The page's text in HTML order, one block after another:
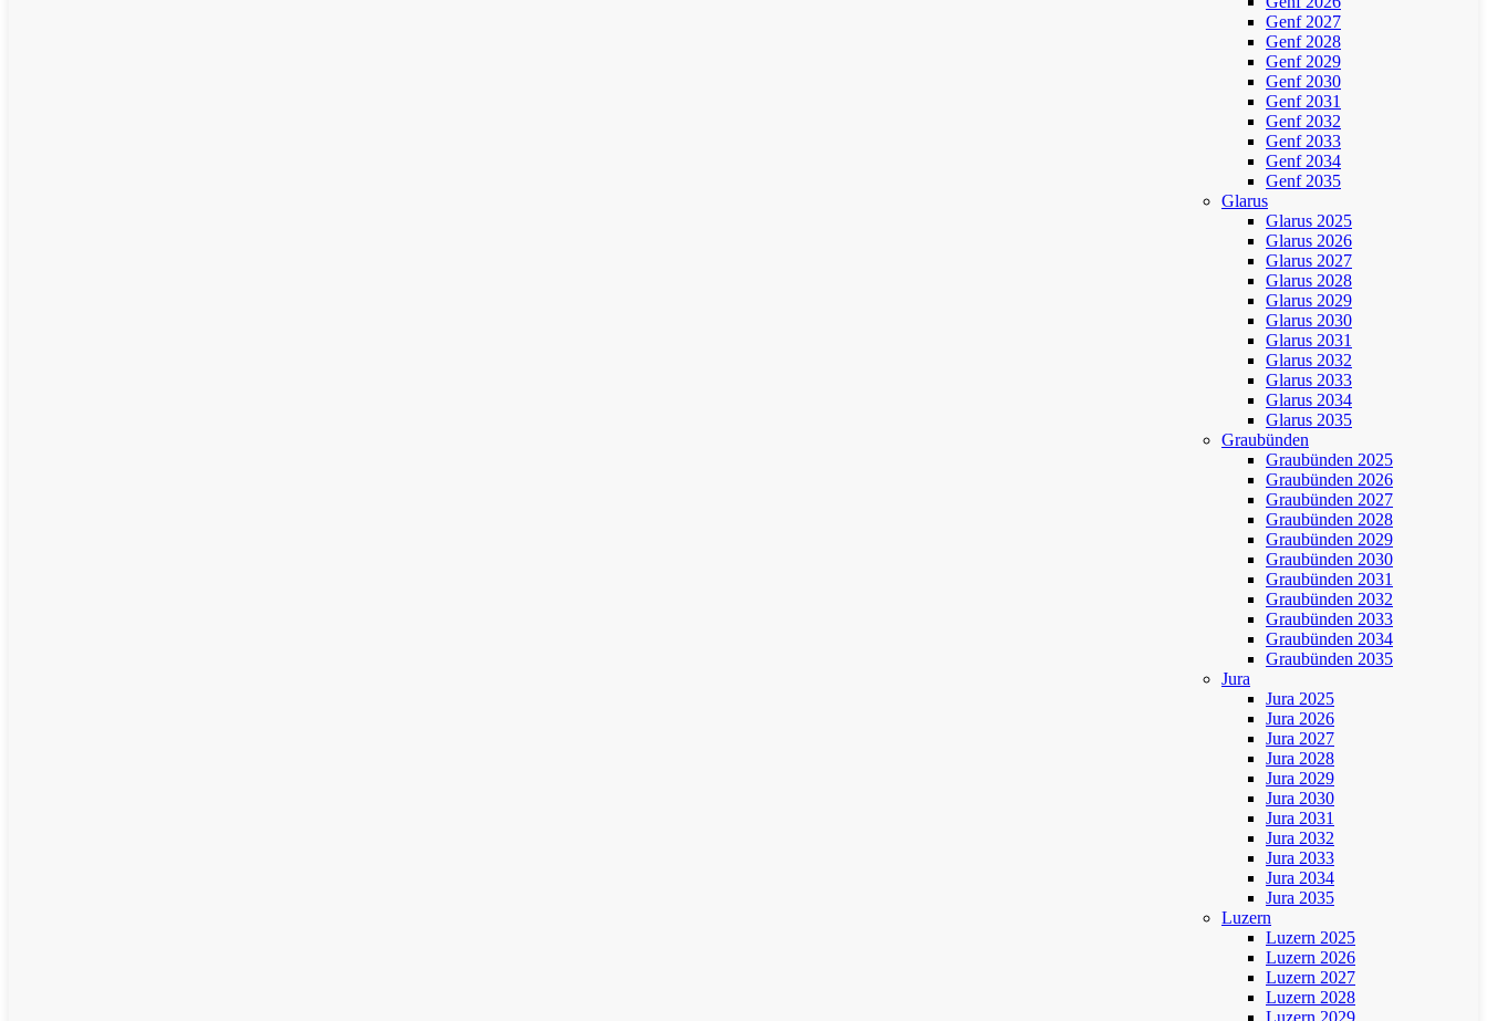
Genf 2027
Genf 2028
Genf 2029
Genf 2030
Genf 2031
Genf 2032
Genf 2033
Genf 2034
Genf 2035
Glarus
Glarus 2025
Glarus 2026
Glarus 2027
Glarus 2028
Glarus 2029
Glarus 2030
Glarus 2031
Glarus 2032
Glarus 2033
Glarus 2034
Glarus 2035
Graubünden
Graubünden 2025
Graubünden 2026
Graubünden 2027
Graubünden 2028
Graubünden 2029
Graubünden 2030
Graubünden 2031
Graubünden 2032
Graubünden 2033
Graubünden 2034
Graubünden 2035
Jura
Jura 2025
Jura 2026
Jura 2027
Jura 2028
Jura 2029
Jura 2030
Jura 2031
Jura 2032
Jura 2033
Jura 2034
Jura 2035
Luzern
Luzern 2025
Luzern 2026
Luzern 2027
Luzern 2028
Luzern 2029